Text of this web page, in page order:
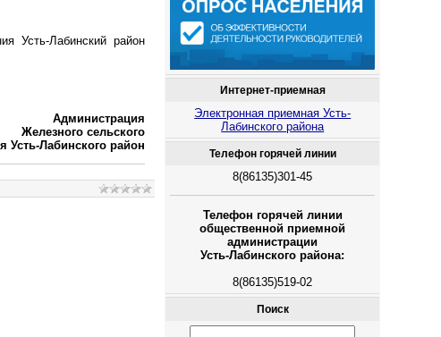
Усть-Лабинский район
Администрация
Железного сельского
Усть-Лабинского район
Интернет-приемная
Электронная приемная Усть-
Лабинского района
Телефон горячей линии
8(86135)301-45
Телефон горячей линии
общественной приемной
администрации
Усть-Лабинского района:
8(86135)519-02
Поиск